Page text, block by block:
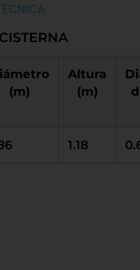
(m)
Altura
(m)
1.18